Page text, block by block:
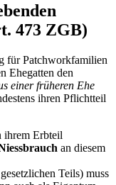
473 ZGB)
für Patchworkfamilien
Ehegatten den
einer früheren Ehe
ihren Pflichtteil
ihrem Erbteil
an diesem
Teils) muss